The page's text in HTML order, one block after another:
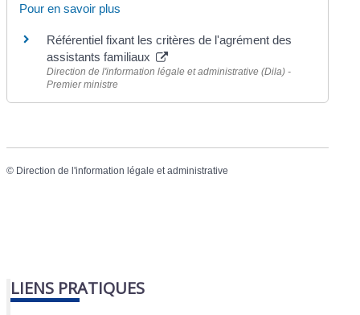
Pour en savoir plus
Référentiel fixant les critères de l'agrément des
assistants familiaux
Direction de l'information légale et administrative (Dila) -
Premier ministre
© Direction de l'information légale et administrative
LIENS PRATIQUES